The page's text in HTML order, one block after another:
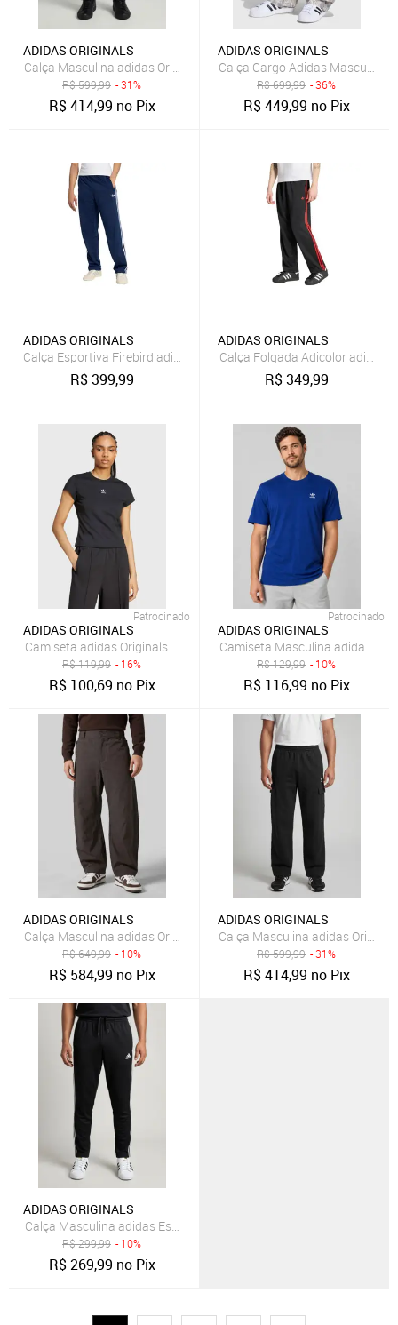
ADIDAS ORIGINALS
Calça Masculina adidas Originals 3S Cargo Preta
R$599,99 - 31%
R$414,99 no Pix
ADIDAS ORIGINALS
Calça Cargo Adidas Masculina
R$699,99 - 36%
R$449,99 no Pix
ADIDAS ORIGINALS
Calça Esportiva Firebird adidas Originals Azul
R$399,99
ADIDAS ORIGINALS
Calça Folgada Adicolor adidas
R$349,99
Patrocinado
ADIDAS ORIGINALS
Camiseta adidas Originals Slim Trefoil Preta
R$119,99 - 16%
R$ 100,69 no Pix
Patrocinado
ADIDAS ORIGINALS
Camiseta Masculina adidas
R$129,99 - 10%
R$ 116,99 no Pix
ADIDAS ORIGINALS
Calça Masculina adidas Originals Essentials Marrom
R$649,99 - 10%
R$ 584,99 no Pix
ADIDAS ORIGINALS
Calça Masculina adidas
R$599,99 - 31%
R$414,99 no Pix
ADIDAS ORIGINALS
Calça Masculina adidas Essentials Preta
R$299,99 - 10%
R$269,99 no Pix